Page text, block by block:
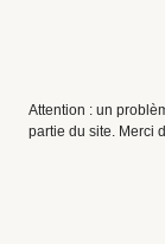
Attention : un
partie du site. Merci